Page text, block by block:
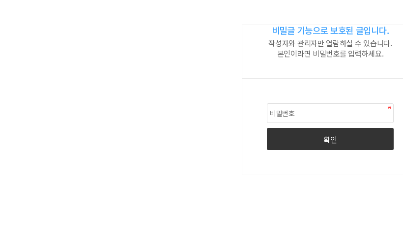
비밀글 기능으로 보호된 글입니다.
작성자와 관리자만 열람하실 수 있습니다.
본인이라면 비밀번호를 입력하세요.